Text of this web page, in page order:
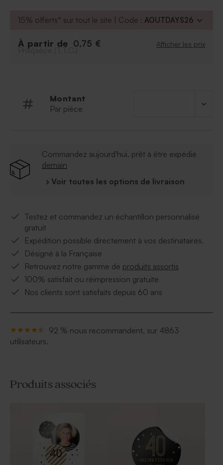
auront un souvenir de cette soirée mémorable.
personnalisez le texte au dos. Disponible en plusieurs
15% offerts* sur tout le site | Code : AOUTDAYS26
À partir de 0,75 € Afficher les prix
Prix/pièce (T.T.C.)
Montant
Par pièce
Commandez aujourd'hui, prêt à être expédié
demain
› Voir toutes les options de livraison
Testez et commandez un échantillon personnalisé
gratuit
Expédition possible directement à vos destinataires.
Désigné à la Française
Retrouvez notre gamme de produits assortis
100% satisfait ou réimpression gratuite
Nos clients sont satisfaits depuis 60 ans
92 % nous recommandent, sur 4863
utilisateurs.
Produits associés